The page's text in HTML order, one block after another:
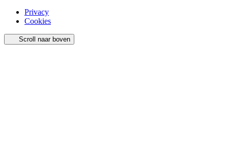
Privacy
Cookies
Scroll naar boven